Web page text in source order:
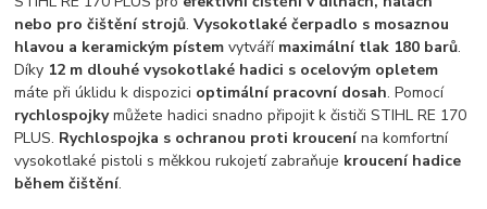
nebo pro čištění strojů.Vysokotlaké čerpadlo s mosaznou
hlavou a keramickým pístem vytváří maximální tlak 180 barů.
Díky 12 m dlouhé vysokotlaké hadici s ocelovým opletem
máte při úklidu k dispozici optimální pracovní dosah. Pomocí
rychlospojkymůžete hadici snadno připojit k čističi STIHL RE 170
PLUS. Rychlospojka s ochranou proti kroucenína komfortní
vysokotlaké pistoli s měkkou rukojetí zabraňuje kroucení hadice
během čištění.